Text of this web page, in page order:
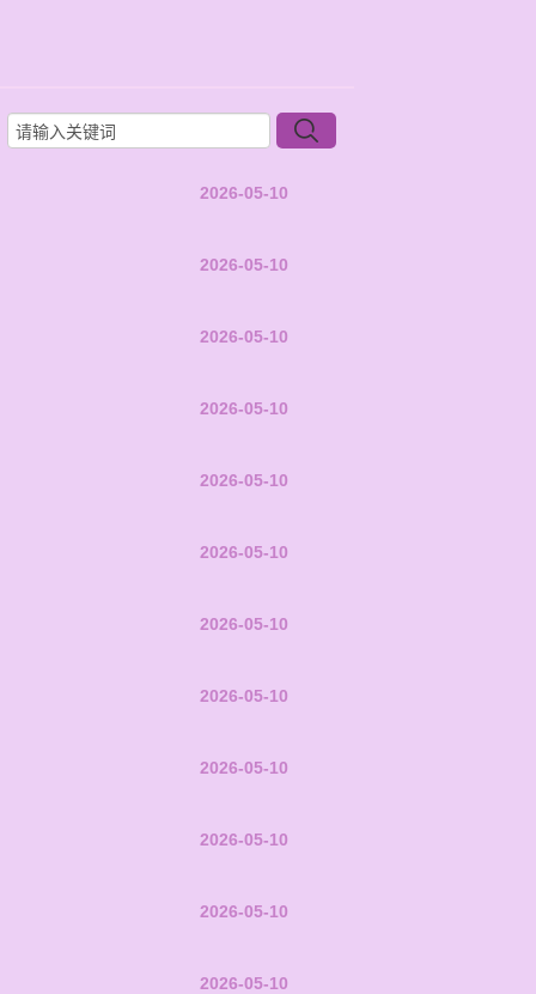
2026-05-10
2026-05-10
2026-05-10
2026-05-10
2026-05-10
2026-05-10
2026-05-10
2026-05-10
2026-05-10
2026-05-10
2026-05-10
2026-05-10